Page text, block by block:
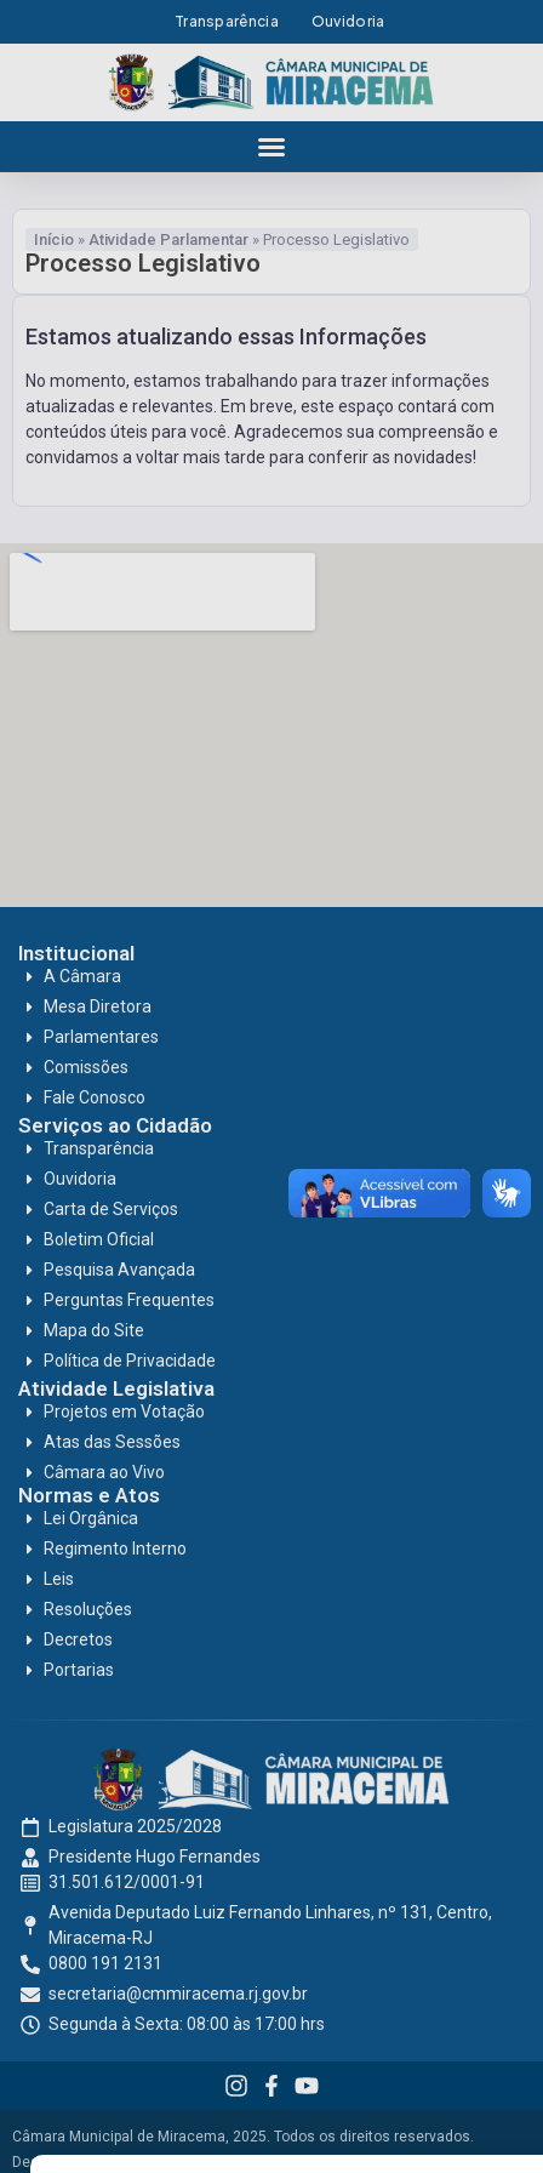
Transparência Ouvidoria
Início » Atividade Parlamentar » Processo Legislativo
Processo Legislativo
Estamos atualizando essas Informações
No momento, estamos trabalhando para trazer informações
atualizadas e relevantes. Em breve, este espaço contará com
conteúdos úteis para você. Agradecemos sua compreensão e
convidamos a voltar mais tarde para conferir as novidades!
Institucional
A Câmara
Mesa Diretora
Parlamentares
Comissões
Fale Conosco
Serviços ao Cidadão
Transparência
Ouvidoria
Carta de Serviços
Boletim Oficial
Pesquisa Avançada
Perguntas Frequentes
Mapa do Site
Política de Privacidade
Atividade Legislativa
Projetos em Votação
Atas das Sessões
Câmara ao Vivo
Normas e Atos
Lei Orgânica
Regimento Interno
Leis
Resoluções
Decretos
Portarias
Legislatura 2025/2028
Presidente Hugo Fernandes
31.501.612/0001-91
Avenida Deputado Luiz Fernando Linhares, nº 131, Centro,
Miracema-RJ
0800 191 2131
secretaria@cmmiracema.rj.gov.br
Segunda à Sexta: 08:00 às 17:00 hrs
Câmara Municipal de Miracema, 2025. Todos os direitos reservados.
Desenvolvido por